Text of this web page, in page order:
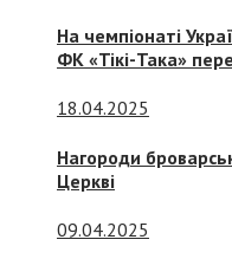
На чемпіонаті
ФК «Тікі-Така»
18.04.2025
Нагороди
Церкві
09.04.2025